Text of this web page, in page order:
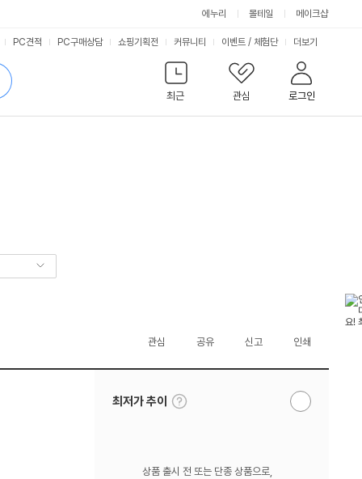
에누리 몰테일 메이크샵
최근
관심 로그인
PC견적 PC구매상담 쇼핑기획전 커뮤니티 이벤트 / 체험단 서
비
스
더보기
관심 공유 신고 인쇄
최저가 추이
툴
팁
알
상품 출시 전 또는 단종 상품으로,